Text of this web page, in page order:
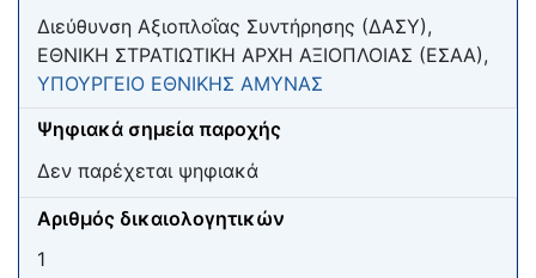
Διεύθυνση Αξιοπλοΐας Συντήρησης (ΔΑΣΥ),
ΕΘΝΙΚΗ ΣΤΡΑΤΙΩΤΙΚΗ ΑΡΧΗ ΑΞΙΟΠΛΟΙΑΣ (ΕΣΑΑ),
ΥΠΟΥΡΓΕΙΟ ΕΘΝΙΚΗΣ ΑΜΥΝΑΣ
Ψηφιακά σημεία παροχής
Δεν παρέχεται ψηφιακά
Αριθμός δικαιολογητικών
1